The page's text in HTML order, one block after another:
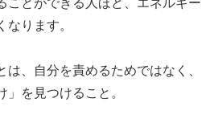
なります。
は、自分を責めるためではなく、
」を見つけること。